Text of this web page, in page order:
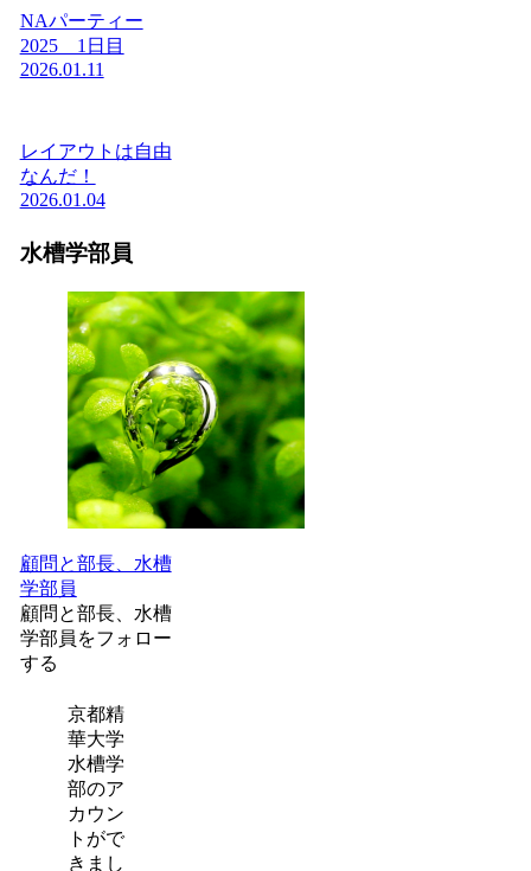
NAパーティー
2025 1日目
2026.01.11
レイアウトは自由
なんだ！
2026.01.04
水槽学部員
顧問と部長、水槽
学部員
顧問と部長、水槽
学部員をフォロー
する
京都精
華大学
水槽学
部のア
カウン
トがで
きまし